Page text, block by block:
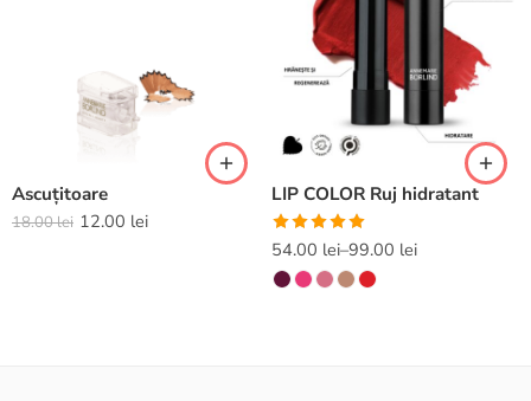
Ascuțitoare
18.00lei 12.00 lei
LIP COLOR Ruj hidratant
Evaluat la
5.00din 5
54.00 lei–99.00 lei